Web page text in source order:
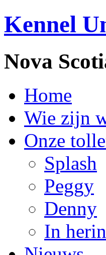
Kennel
Nova
Home
Wie zijn
Onze
Splash
Peggy
Denny
In